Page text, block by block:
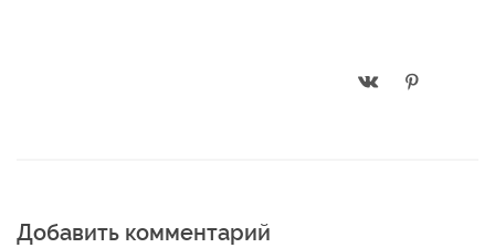
Добавить комментарий